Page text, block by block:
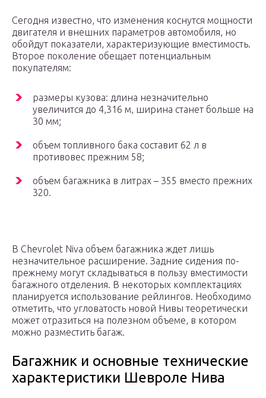
Сегодня известно, что изменения коснутся мощности
двигателя и внешних параметров автомобиля, но
обойдут показатели, характеризующие вместимость.
Второе поколение обещает потенциальным
покупателям:
размеры кузова: длина незначительно
увеличится до 4,316 м, ширина станет больше на
30 мм;
объем топливного бака составит 62 л в
противовес прежним 58;
объем багажника в литрах – 355 вместо прежних
320.
В Chevrolet Niva объем багажника ждет лишь
незначительное расширение. Задние сидения по-
прежнему могут складываться в пользу вместимости
багажного отделения. В некоторых комплектациях
планируется использование рейлингов. Необходимо
отметить, что угловатость новой Нивы теоретически
может отразиться на полезном объеме, в котором
можно разместить багаж.
Багажник и основные технические
характеристики Шевроле Нива